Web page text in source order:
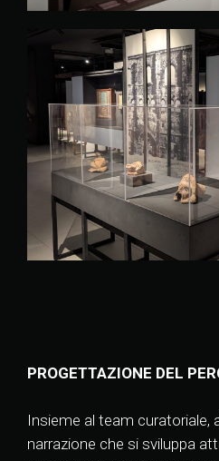
PROGETTAZIONE DEL
Insieme al team
narrazione che si sviluppa